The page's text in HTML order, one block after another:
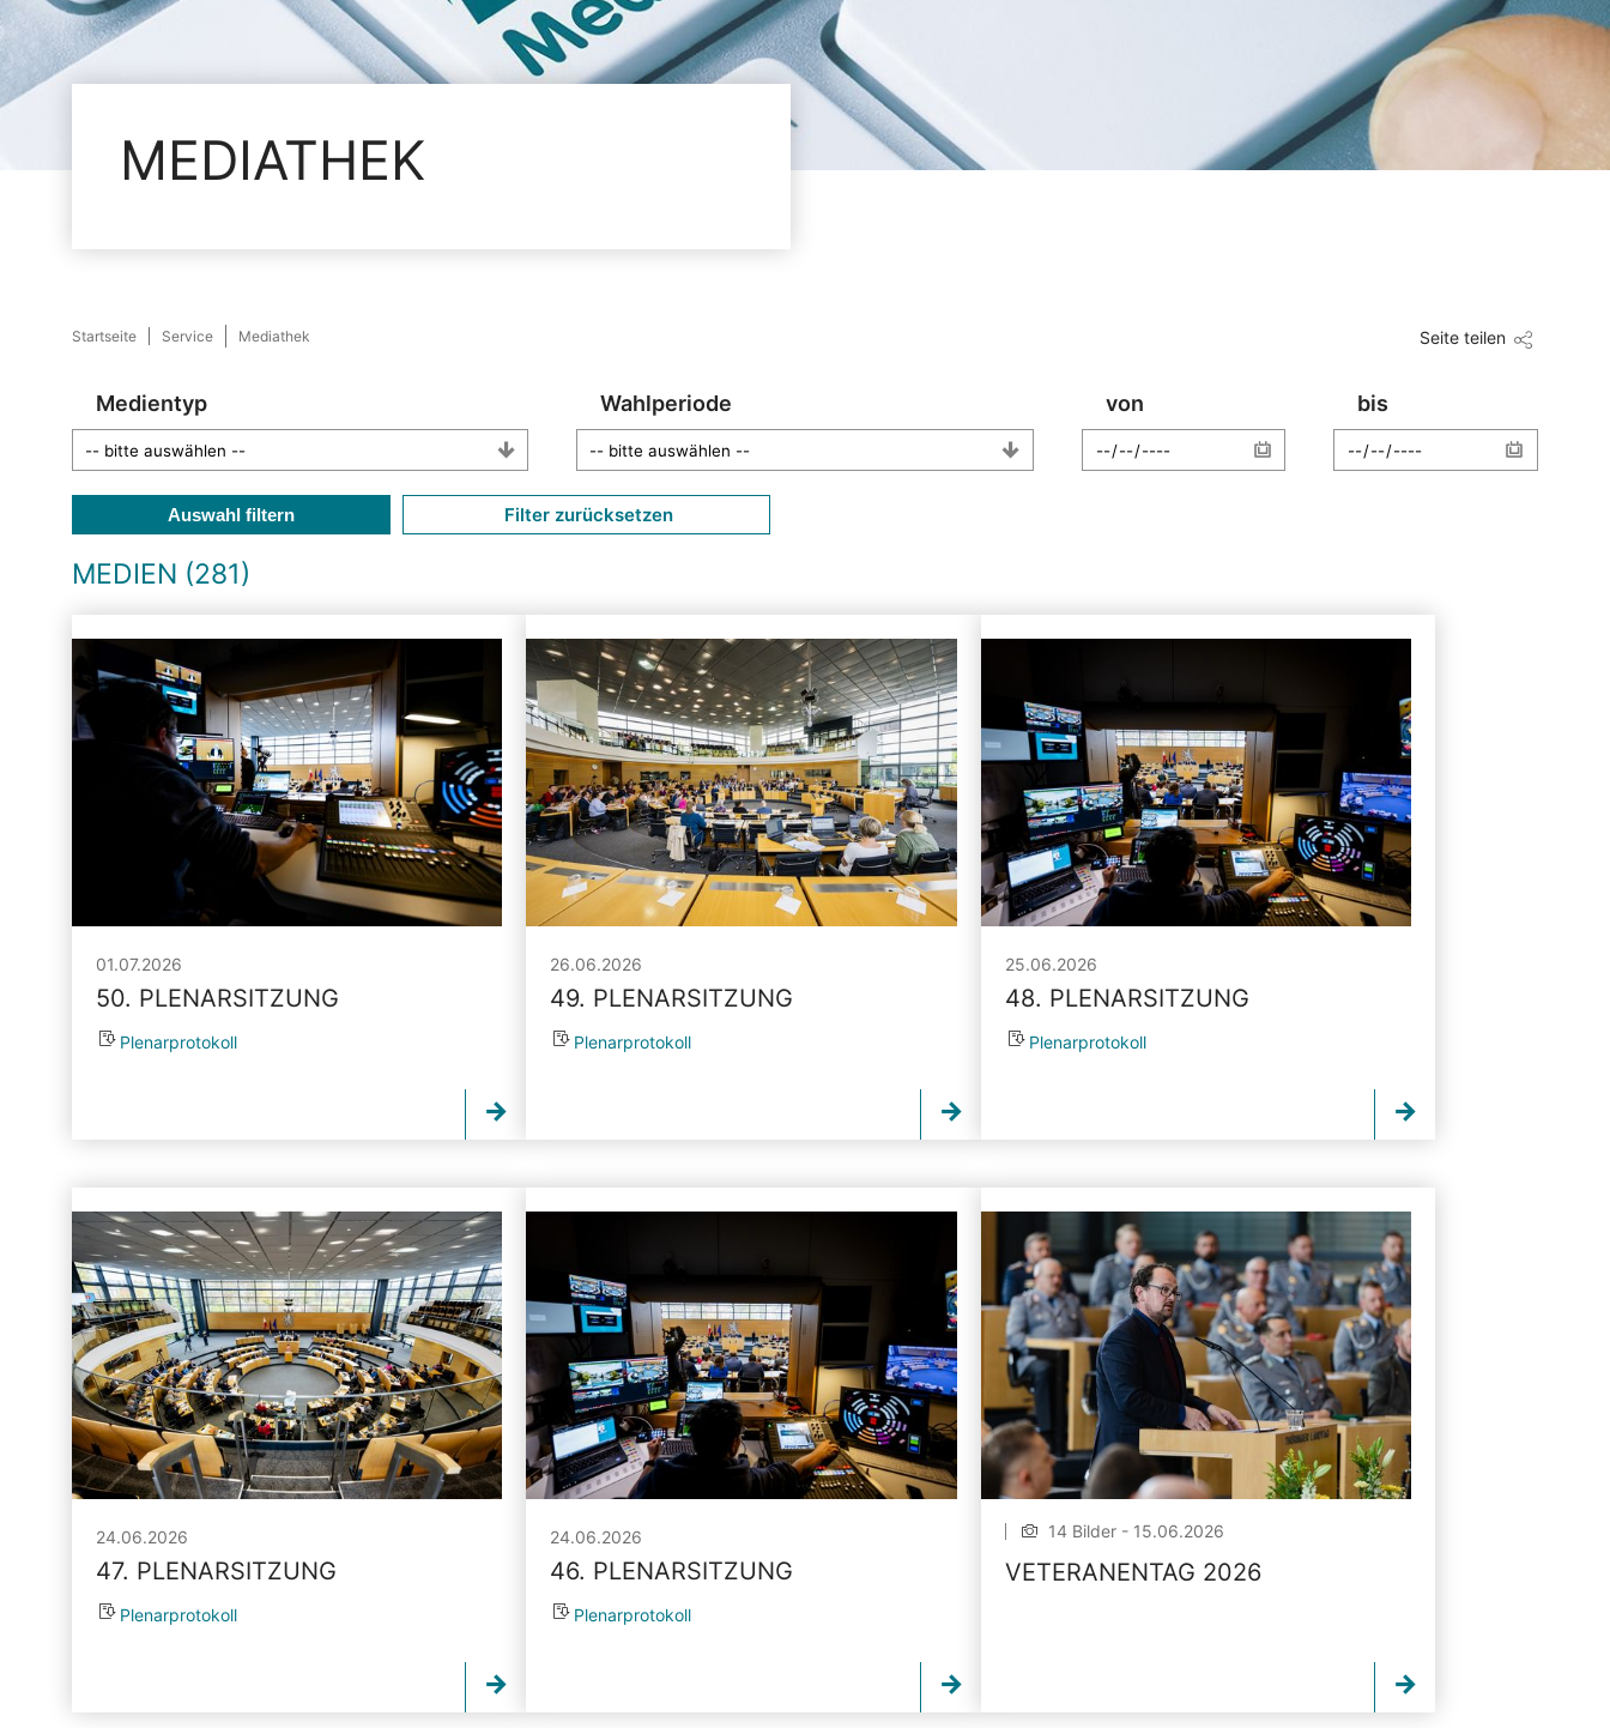
MEDIATHEK
Startseite Service Mediathek Seite teilen
Medientyp Wahlperiode von bis
Auswahl filtern Filter zurücksetzen
MEDIEN (281)
01.07.2026
50. PLENARSITZUNG
Plenarprotokoll
26.06.2026
49. PLENARSITZUNG
Plenarprotokoll
25.06.2026
48. PLENARSITZUNG
Plenarprotokoll
24.06.2026
47. PLENARSITZUNG
Plenarprotokoll
24.06.2026
46. PLENARSITZUNG
Plenarprotokoll
14 Bilder - 15.06.2026
VETERANENTAG 2026